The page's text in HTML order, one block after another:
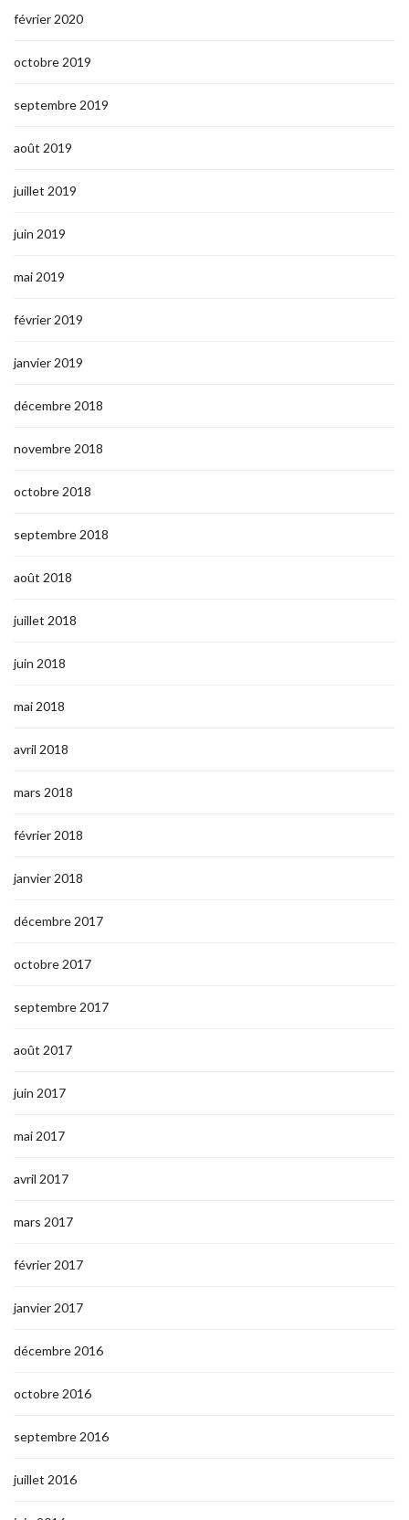
février 2020
octobre 2019
septembre 2019
août 2019
juillet 2019
juin 2019
mai 2019
février 2019
janvier 2019
décembre 2018
novembre 2018
octobre 2018
septembre 2018
août 2018
juillet 2018
juin 2018
mai 2018
avril 2018
mars 2018
février 2018
janvier 2018
décembre 2017
octobre 2017
septembre 2017
août 2017
juin 2017
mai 2017
avril 2017
mars 2017
février 2017
janvier 2017
décembre 2016
octobre 2016
septembre 2016
juillet 2016